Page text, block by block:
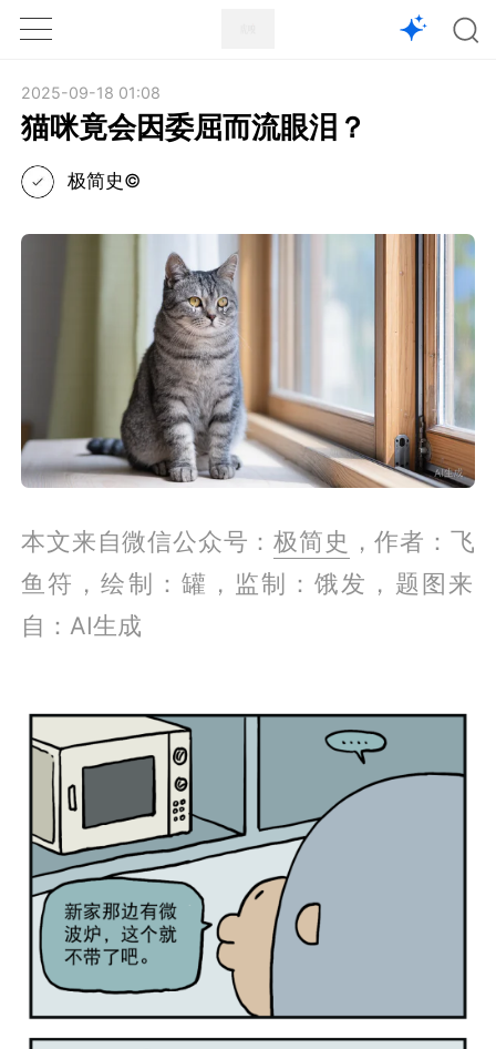
1X
2025-09-18 01:08
猫咪竟会因委屈而流眼泪？
极简史©
本文来自微信公众号：极简史 ，作者：飞
鱼符，绘制：罐‍‍‍‍‍‍‍‍‍‍‍‍‍‍‍‍‍‍，监制：饿发，题图来
自：AI生成